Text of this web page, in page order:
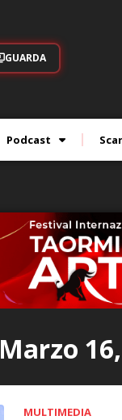
GUARDA
Podcast
Marzo
MULTIMEDIA